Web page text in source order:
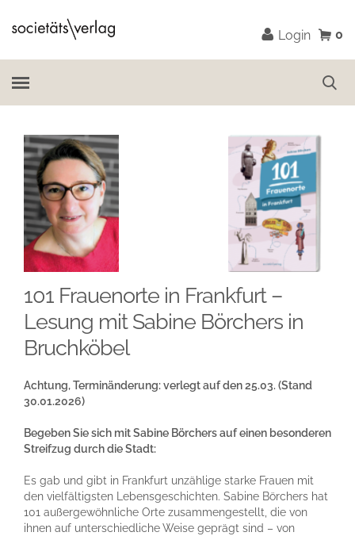
Login 0
101 Frauenorte in Frankfurt –
Lesung mit Sabine Börchers in
Bruchköbel
Achtung, Terminänderung: verlegt auf den 25.03. (Stand
30.01.2026)
Begeben Sie sich mit Sabine Börchers auf einen besonderen
Streifzug durch die Stadt:
Es gab und gibt in Frankfurt unzählige starke Frauen mit
den vielfältigsten Lebensgeschichten. Sabine Börchers hat
101 außergewöhnliche Orte zusammengestellt, die von
ihnen auf unterschiedliche Weise geprägt sind – von